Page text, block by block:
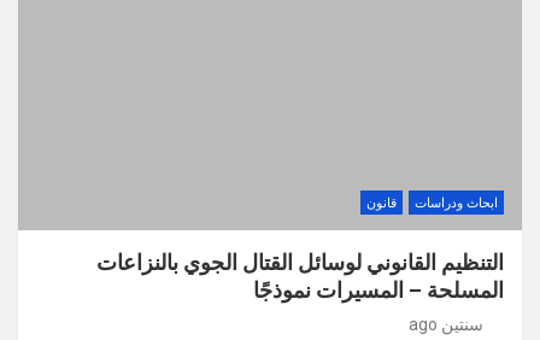
ابحاث ودراسات قانون
التنظيم القانوني لوسائل القتال الجوي بالنزاعات
المسلحة – المسيرات نموذجًا
سنتين ago